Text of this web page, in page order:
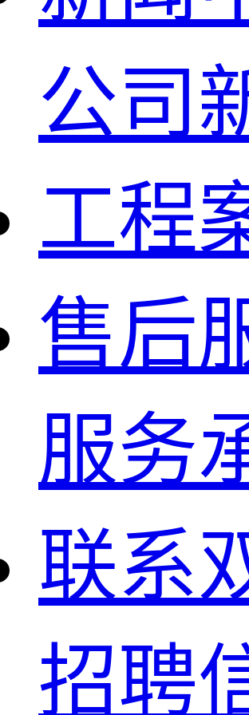
公司
工程
售后
服务
联系
招聘